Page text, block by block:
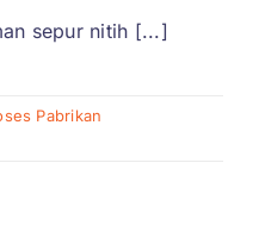
sepur nitih [...]
Pabrikan